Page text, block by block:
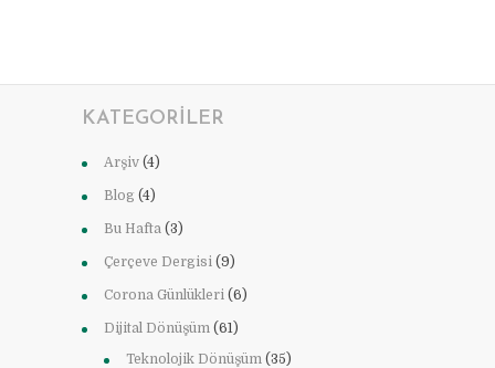
KATEGORILER
Arşiv (4)
Blog (4)
Bu Hafta (3)
Çerçeve Dergisi (9)
Corona Günlükleri (6)
Dijital Dönüşüm (61)
Teknolojik Dönüşüm (35)